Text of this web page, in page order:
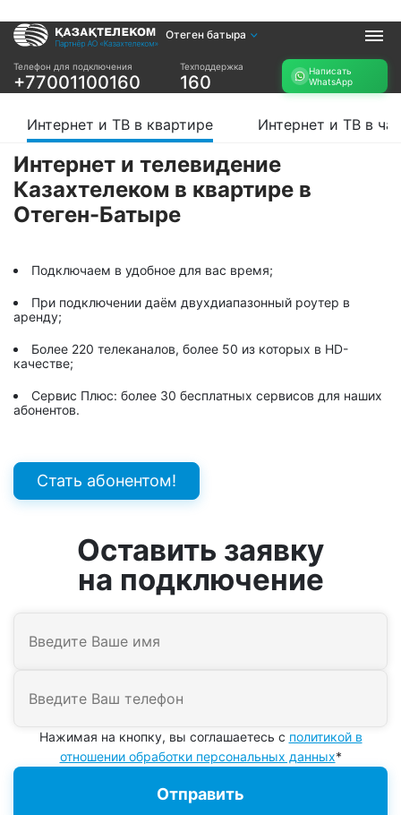
Отеген батыра
Телефон для подключения
+77001100160
Техподдержка
160
Написать
WhatsApp
Услуги
Интернет и ТВ в
Интернет и ТВ в
частном доме
Интернет в офис
Прочее
Проверить
Проверить
возможность
подключения по
названию ЖК
Новости
Акции
подбор тарифа
Подключиться к
КазахТелеком
Интернет и ТВ в квартире Интернет и ТВ в
Интернет и телевидение
Казахтелеком в квартире в
Отеген-Батыре
Подключаем в удобное для вас время;
При подключении даём двухдиапазонный роутер в
аренду;
Более 220 телеканалов, более 50 из которых в HD-
качестве;
Сервис Плюс: более 30 бесплатных сервисов для наших
абонентов.
Стать абонентом!
Оставить заявку
на подключение
Нажимая на кнопку, вы соглашаетесь с политикой в
отношении обработки персональных данных*